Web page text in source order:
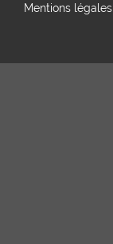
Mentions légales